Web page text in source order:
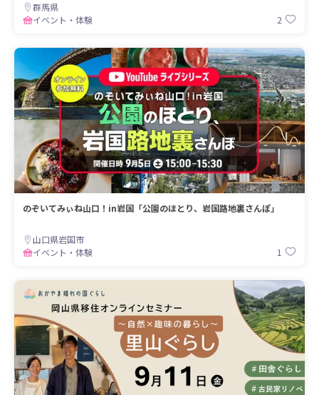
群馬県
イベント・体験
2
のぞいてみぃね山口！in岩国「公園のほとり、岩国路地裏さんぽ」
山口県岩国市
イベント・体験
1